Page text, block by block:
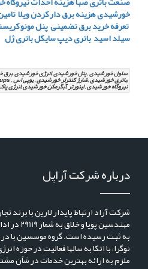
خورشیدیهزینه برق دار کردن ویلاتامین 20% انرژی ارگان
تعرفه خرید برق تضمینیپنل مونو
سیلد اسیدباتری دیپ سایکلباتری ژل
سلول خورشیدی , پنل خورشیدی ,انرژی خورشیدی ,برق
نیروگاه خورشیدی , اینورتر ,آبگرمکن خورشیدی ,انرژی
درباره شرکت آراپل
شرکت آراد ارتباط پایدار لارین با برند
مهندسین
به ثبت رسیده است. گروه موسسین با
نوگرا، با اتکا به سالها فعالیت در حوزه
ملزم به ارائه بهترین خدمات در شاًن